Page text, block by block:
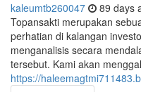
kaleumtb260047 89 days
Topansakti merupakan
perhatian di kalangan
menganalisis secara
tersebut. Kami akan
https://